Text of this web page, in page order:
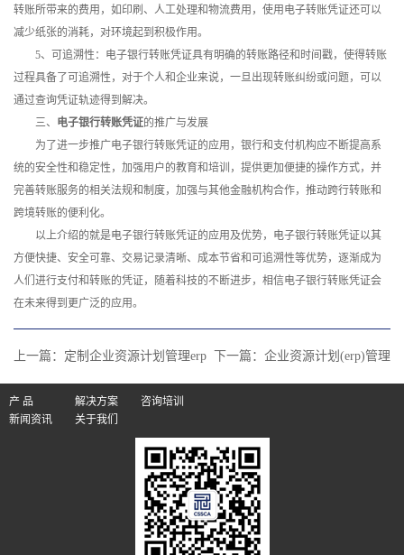
转账所带来的费用，如印刷、人工处理和物流费用，使用电子转账凭证还可以
减少纸张的消耗，对环境起到积极作用。
5、可追溯性：电子银行转账凭证具有明确的转账路径和时间戳，使得转账
过程具备了可追溯性，对于个人和企业来说，一旦出现转账纠纷或问题，可以
通过查询凭证轨迹得到解决。
三、 电子银行转账凭证的推广与发展
为了进一步推广电子银行转账凭证的应用，银行和支付机构应不断提高系
统的安全性和稳定性，加强用户的教育和培训，提供更加便捷的操作方式，并
完善转账服务的相关法规和制度，加强与其他金融机构合作，推动跨行转账和
跨境转账的便利化。
以上介绍的就是电子银行转账凭证的应用及优势，电子银行转账凭证以其
方便快捷、安全可靠、交易记录清晰、成本节省和可追溯性等优势，逐渐成为
人们进行支付和转账的凭证，随着科技的不断进步，相信电子银行转账凭证会
在未来得到更广泛的应用。‍
上一篇： 定制企业资源计划管理erp 下一篇： 企业资源计划(erp)管理
产 品 解决方案
咨询培训
新闻资讯
关于我们